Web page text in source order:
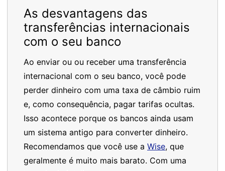
As desvantagens das
transferências internacionais
com o seu banco
Ao enviar ou ou receber uma transferência
internacional com o seu banco, você pode
perder dinheiro com uma taxa de câmbio ruim
e, como consequência, pagar tarifas ocultas.
Isso acontece porque os bancos ainda usam
um sistema antigo para converter dinheiro.
Recomendamos que você use a Wise, que
geralmente é muito mais barato. Com uma